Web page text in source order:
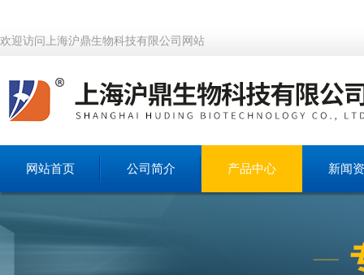
欢迎访问上海沪鼎生物科技有限公司网站
网站首页 公司简介 产品中心 新闻